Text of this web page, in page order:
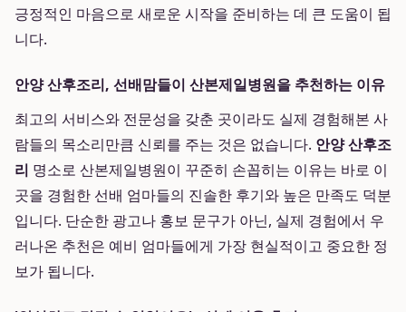
긍정적인 마음으로 새로운 시작을 준비하는 데 큰 도움이 됩
니다.
안양 산후조리, 선배맘들이 산본제일병원을 추천하는 이유
최고의 서비스와 전문성을 갖춘 곳이라도 실제 경험해본 사
람들의 목소리만큼 신뢰를 주는 것은 없습니다. 안양 산후조
리 명소로 산본제일병원이 꾸준히 손꼽히는 이유는 바로 이
곳을 경험한 선배 엄마들의 진솔한 후기와 높은 만족도 덕분
입니다. 단순한 광고나 홍보 문구가 아닌, 실제 경험에서 우
러나온 추천은 예비 엄마들에게 가장 현실적이고 중요한 정
보가 됩니다.